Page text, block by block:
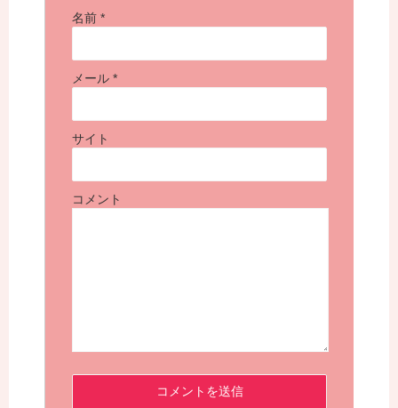
名前 *
メール *
サイト
コメント